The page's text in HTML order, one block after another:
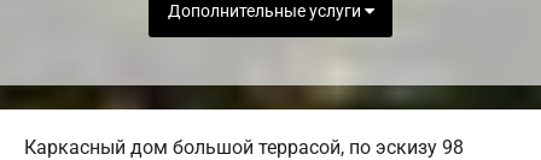
Дополнительные услуги
Каркасный дом большой террасой, по эскизу 98